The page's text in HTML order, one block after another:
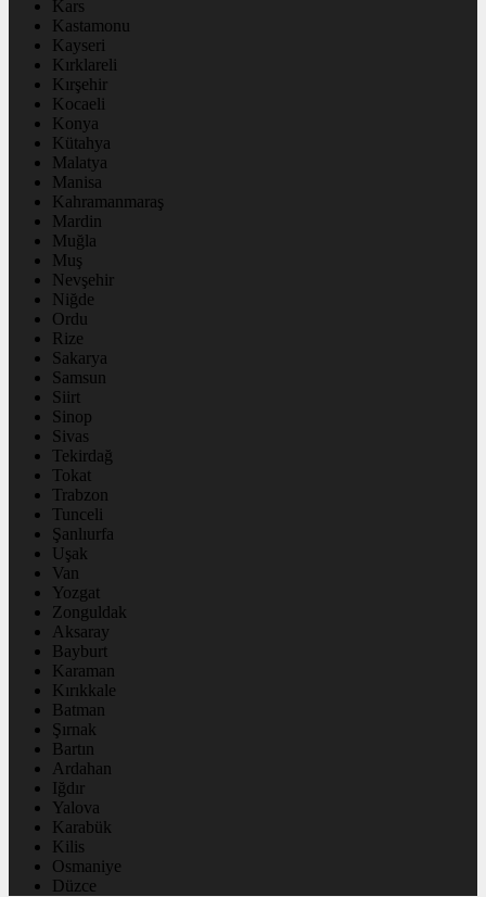
Kars
Kastamonu
Kayseri
Kırklareli
Kırşehir
Kocaeli
Konya
Kütahya
Malatya
Manisa
Kahramanmaraş
Mardin
Muğla
Muş
Nevşehir
Niğde
Ordu
Rize
Sakarya
Samsun
Siirt
Sinop
Sivas
Tekirdağ
Tokat
Trabzon
Tunceli
Şanlıurfa
Uşak
Van
Yozgat
Zonguldak
Aksaray
Bayburt
Karaman
Kırıkkale
Batman
Şırnak
Bartın
Ardahan
Iğdır
Yalova
Karabük
Kilis
Osmaniye
Düzce